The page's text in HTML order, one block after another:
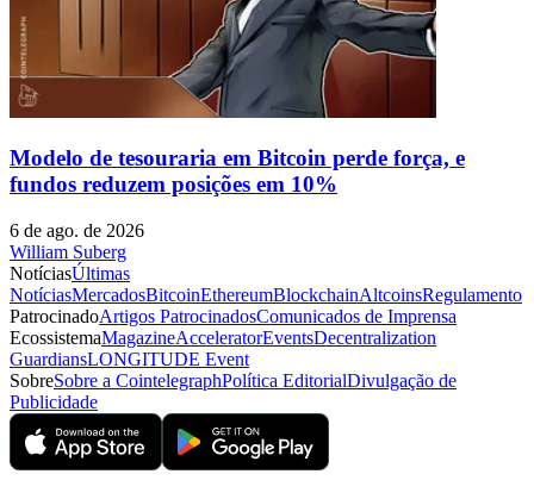
Modelo de tesouraria em Bitcoin perde força, e
fundos reduzem posições em 10%
6 de ago. de 2026
William Suberg
NotíciasÚltimas
NotíciasMercadosBitcoinEthereumBlockchainAltcoinsRegulamento
PatrocinadoArtigos PatrocinadosComunicados de Imprensa
EcossistemaMagazineAcceleratorEventsDecentralization
GuardiansLONGITUDE Event
SobreSobre a CointelegraphPolítica EditorialDivulgação de
Publicidade